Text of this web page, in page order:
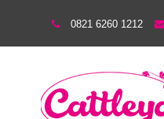
0821 6260 1212